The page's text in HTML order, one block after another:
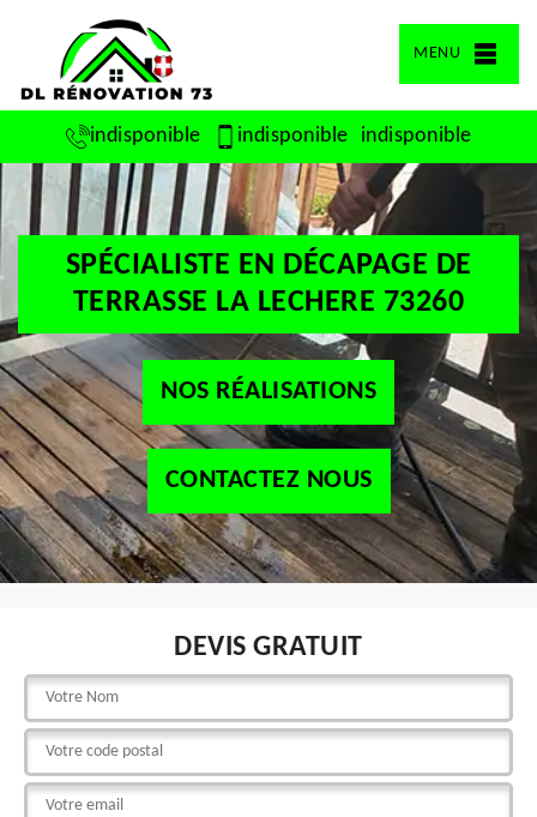
MENU
indisponible indisponible indisponible
SPÉCIALISTE EN DÉCAPAGE DE
TERRASSE LA LECHERE 73260
NOS RÉALISATIONS
CONTACTEZ NOUS
DEVIS GRATUIT